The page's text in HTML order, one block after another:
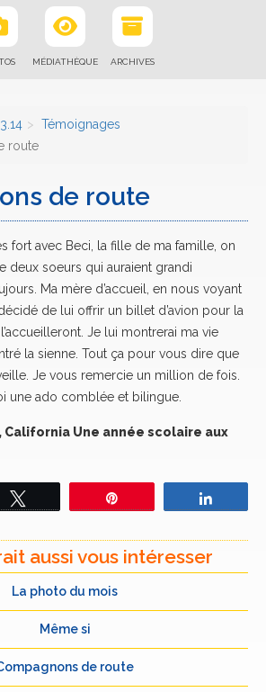
MÉDIATHÈQUE ARCHIVES
Témoignages
route
de route
fort avec Beci, la fille de ma famille, on
deux soeurs qui auraient grandi
Ma mère d’accueil, en nous voyant
de lui offrir un billet d’avion pour la
Je lui montrerai ma vie
la sienne. Tout ça pour vous dire que
Je vous remercie un million de fois.
une ado comblée et bilingue.
Une année scolaire aux
aussi vous intéresser
La photo du mois
Même si
de route